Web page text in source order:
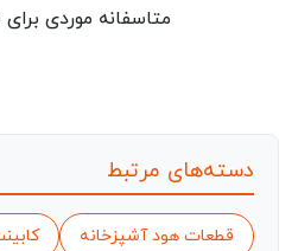
متاسفانه موردی
دسته‌های مرتبط
قطعات هود آشپزخانه